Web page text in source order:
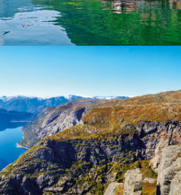
Norway